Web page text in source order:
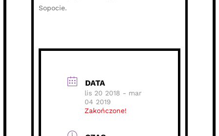
Sopocie.
DATA
lis 20 2018 - mar
04 2019
Zakończone!